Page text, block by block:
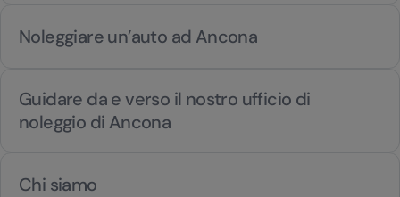
Noleggiare un’auto ad Ancona
Guidare da e verso il nostro ufficio di
noleggio di Ancona
Chi siamo